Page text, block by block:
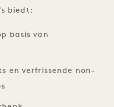
biedt:
basis van
en verfrissende non-